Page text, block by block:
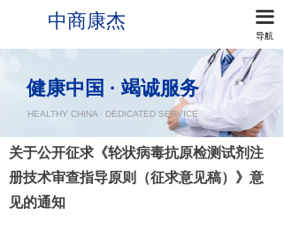
中商康杰 끀
新闻资讯
实用工具
导航
健康中国 · 竭诚服务
HEALTHY CHINA · DEDICATED SERVICE
关于公开征求《轮状病毒抗原检测试剂注
册技术审查指导原则（征求意见稿）》意
见的通知